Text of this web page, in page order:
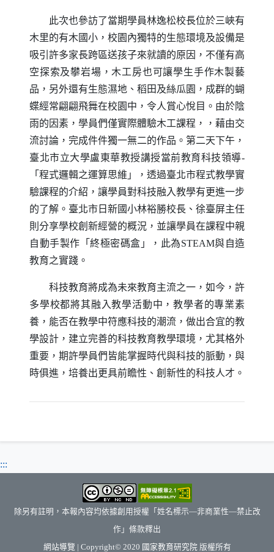
此次也參訪了當期學員林逸松校長位於三峽有
木里的有木國小，校園內獨特的生態環境及設備是
吸引許多家長跨區送孩子來就讀的原因，不僅有高
空探索及攀岩場，木工房也可讓學生手作木製藝
品，另外還有生態濕地、稻田及絲瓜園，成群的蝴
蝶經常翩翩飛舞在校園中，令人賞心悅目。由於陰
雨的因素，學員們僅實際體驗木工課程，，藉由交
流討論，完成件件獨一無二的作品。第二天下午，
臺北市立大學盧東華教授講授當前教育科技領導-
「程式邏輯之運算思維」，透過臺北市程式教學實
驗課程的介紹，讓學員對科技融入教學有更進一步
的了解。臺北市日新國小林裕勝校長、徐臺屏主任
則分享學校創新經營的概況，並讓學員在課程中親
自動手製作「終極密碼盒」，此為STEAM與自造
教育之實踐。
科技教育將成為未來教育主流之一，如今，許
多學校都將其融入教學活動中，教學者的專業素
養，能否在教學中符應科技的潮流，做出合宜的教
學設計，建立完善的科技教育教學環境，尤其格外
重要，期許學員們皆能掌握時代與科技的脈動，與
時俱進，培養出更具前瞻性、創新性的科技人才。
:::
除另有註明，本報內容均依據創用授權「姓名標示—非商業性—禁止改
作」條款釋出
網站導覽 | Copyright© 2020 國家教育研究院（另開新視窗）
版權所有